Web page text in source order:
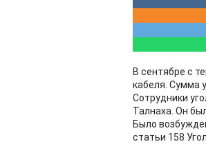
В сентябре с
кабеля. Сумма
Сотрудники
Талнаха. Он
Было
статьи 158